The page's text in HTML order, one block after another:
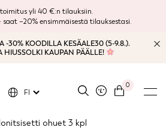
toimitus yli 40 €:n tilauksiin.
saat –20% ensimmäisestä tilauksestasi.
-30% KOODILLA KESÄALE30 (5-9.8.).
HIUSSOLKI KAUPAN PÄÄLLE!
0
FI
ohuet 3 kpl